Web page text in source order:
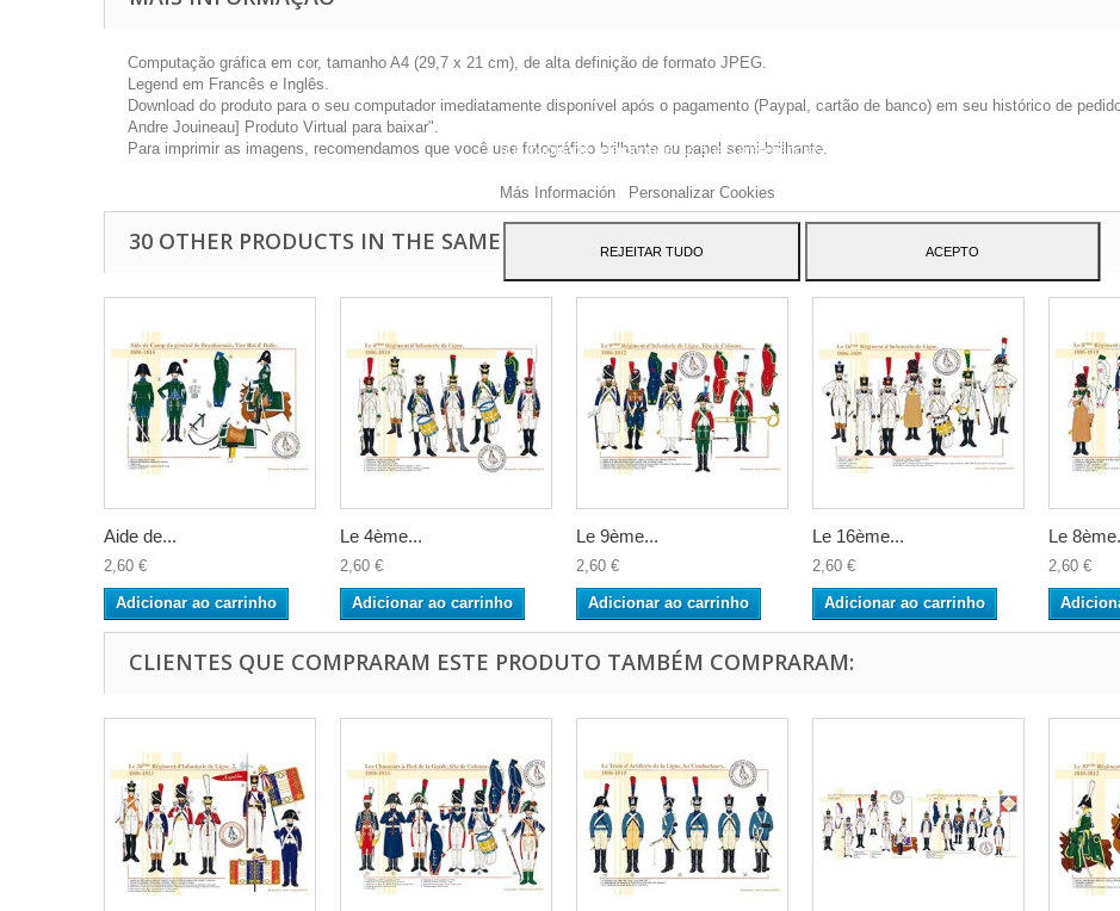
Computação gráfica em cor, tamanho A4 (29,7 x 21 cm), de alta definição de formato JPEG.
Legend em Francês e Inglês.
Download do produto para o seu computador imediatamente disponível após o pagamento (Paypal, cartão de banco) em seu histórico de
Andre Jouineau] Produto Virtual para baixar".
Para imprimir as imagens, recomendamos que você use fotográfico brilhante ou papel semi-brilhante.
30 OTHER PRODUCTS IN THE SAME CATEGORY:
Aide de...
2,60 €
Adicionar ao carrinho
Le 4ème...
2,60 €
Adicionar ao carrinho
Le 9ème...
2,60 €
Adicionar ao carrinho
Le 16ème...
2,60 €
Adicionar ao carrinho
Le
2,60 €
CLIENTES QUE COMPRARAM ESTE PRODUTO TAMBÉM COMPRARAM:
a publicidade relacionada às suas preferências, analisando seus hábitos navegação.
Más Información
Personalizar Cookies
REJEITAR TUDO ACEPTO